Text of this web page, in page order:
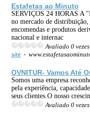
Estafetas ao Minuto
SERVIÇOS 24 HORAS A
no mercado de
encomendas e produtos
nacional e internac
Avaliado 0
site -
OVNITUR- Vamos Até
Somos uma empresa
pela experiência,
seus clientes.O nosso
Avaliado 0